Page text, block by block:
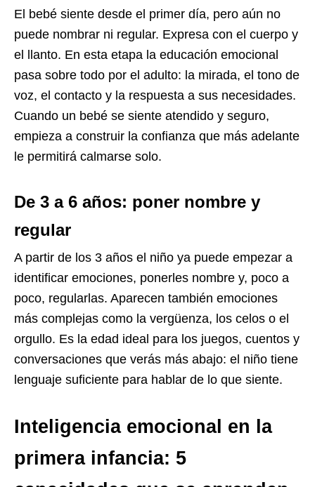
El bebé siente desde el primer día, pero aún no
puede nombrar ni regular. Expresa con el cuerpo y
el llanto. En esta etapa la educación emocional
pasa sobre todo por el adulto: la mirada, el tono de
voz, el contacto y la respuesta a sus necesidades.
Cuando un bebé se siente atendido y seguro,
empieza a construir la confianza que más adelante
le permitirá calmarse solo.
De 3 a 6 años: poner nombre y
regular
A partir de los 3 años el niño ya puede empezar a
identificar emociones, ponerles nombre y, poco a
poco, regularlas. Aparecen también emociones
más complejas como la vergüenza, los celos o el
orgullo. Es la edad ideal para los juegos, cuentos y
conversaciones que verás más abajo: el niño tiene
lenguaje suficiente para hablar de lo que siente.
Inteligencia emocional en la
primera infancia: 5